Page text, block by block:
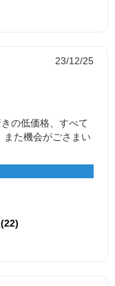
23/12/25
の低価格、すべて
また機会がごさまい
(22)